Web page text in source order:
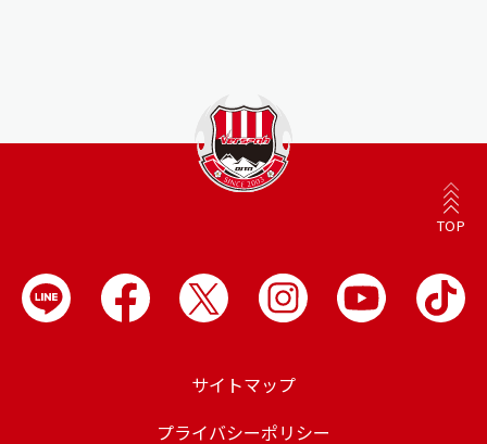
TOP
サイトマップ
プライバシーポリシー